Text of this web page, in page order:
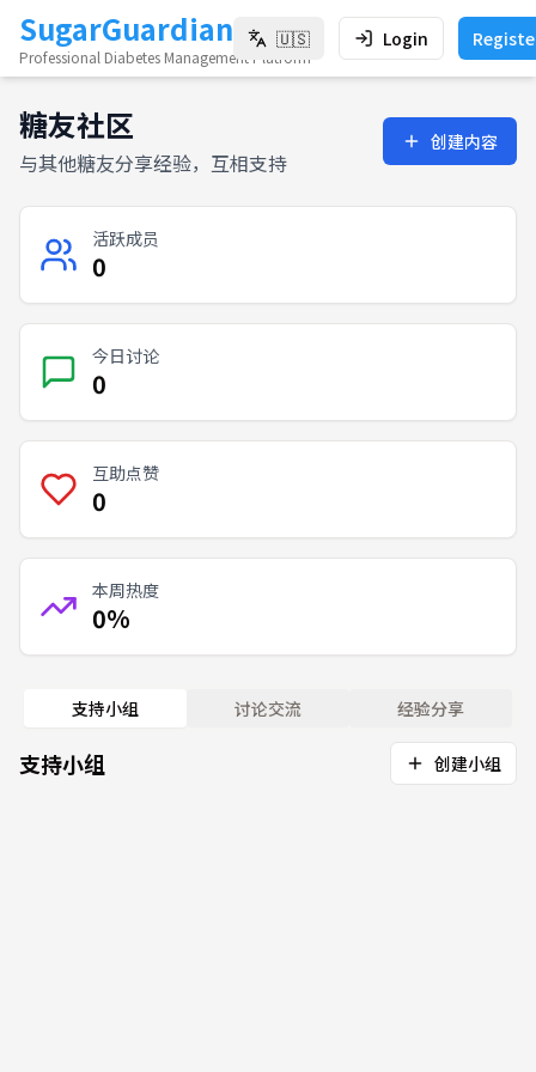
SugarGuardian
Professional Diabetes Management Platform
🇺🇸 Login
糖友社区
与其他糖友分享经验，互相支持
创建内容
活跃成员
0
今日讨论
0
互助点赞
0
本周热度
0%
支持小组 讨论交流 经验分享
支持小组 创建小组